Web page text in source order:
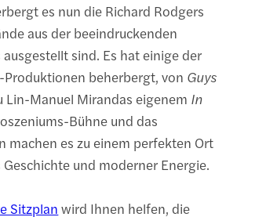
es nun die Richard Rodgers
aus der beeindruckenden
sind. Es hat einige der
beherbergt, von Guys
Lin-Manuel Mirandas eigenem In
Bühne und das
machen es zu einem perfekten Ort
und moderner Energie.
Sitzplan wird Ihnen helfen, die